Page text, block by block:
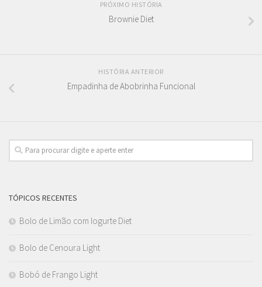
PRÓXIMO HISTÓRIA
Brownie Diet
HISTÓRIA ANTERIOR
Empadinha de Abobrinha Funcional
TÓPICOS RECENTES
Bolo de Limão com Iogurte Diet
Bolo de Cenoura Light
Bobó de Frango Light